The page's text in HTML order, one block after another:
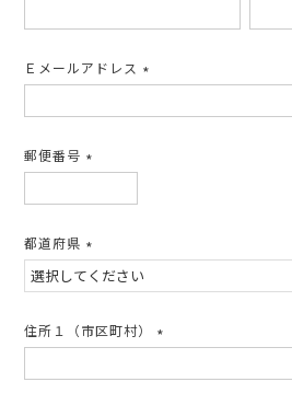
須)
Ｅメールアドレス
須)
郵便番号
須)
都道府県
(必
須)
住所１（市区町村）
須)